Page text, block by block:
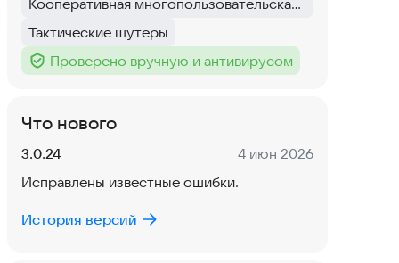
Тег:
Кооперативная многопользовательская игра
Тег:
Тактические шутеры
Тег :
Проверено вручную и антивирусом
Что нового
Версия:
3.0.24 Дата:
4 июн 2026
Исправлены известные ошибки.
История версий